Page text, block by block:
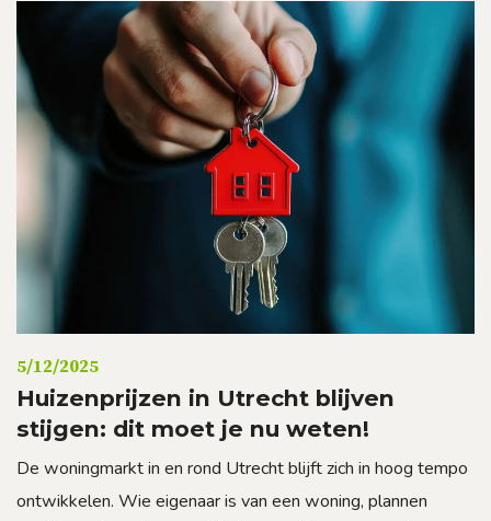
5/12/2025
Huizenprijzen in Utrecht blijven
stijgen: dit moet je nu weten!
De woningmarkt in en rond Utrecht blijft zich in hoog tempo
ontwikkelen. Wie eigenaar is van een woning, plannen